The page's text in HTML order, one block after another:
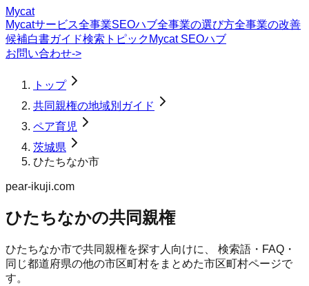
Mycat
Mycatサービス全事業SEOハブ全事業の選び方全事業の改善
候補白書ガイド検索トピック Mycat SEOハブ
お問い合わせ->
トップ
共同親権の地域別ガイド
ペア育児
茨城県
ひたちなか市
pear-ikuji.com
ひたちなかの共同親権
ひたちなか市で共同親権を探す人向けに、 検索語・FAQ・
同じ都道府県の他の市区町村をまとめた市区町村ページで
す。